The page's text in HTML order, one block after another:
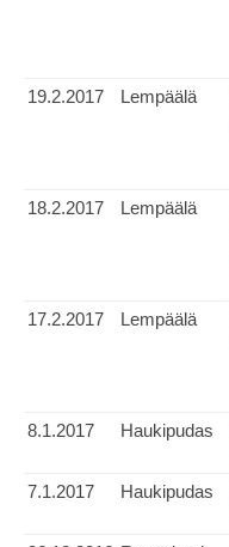
19.2.2017
Lempäälä
18.2.2017
Lempäälä
17.2.2017
Lempäälä
8.1.2017
Haukipudas
7.1.2017 Haukipudas